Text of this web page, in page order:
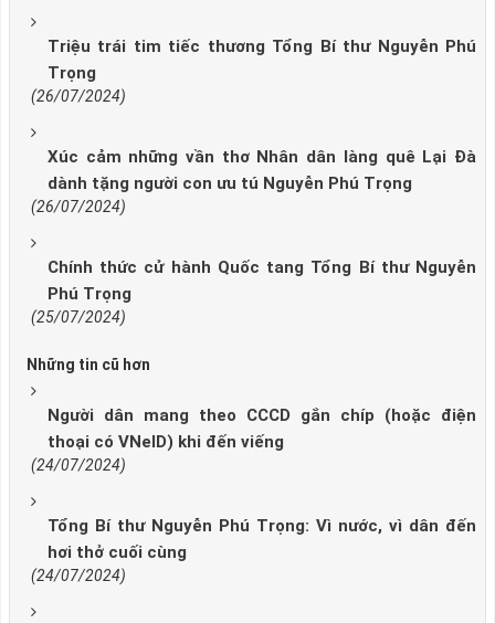
Triệu trái tim tiếc thương Tổng Bí thư Nguyễn Phú
Trọng
(26/07/2024)
Xúc cảm những vần thơ Nhân dân làng quê Lại Đà
dành tặng người con ưu tú Nguyễn Phú Trọng
(26/07/2024)
Chính thức cử hành Quốc tang Tổng Bí thư Nguyễn
Phú Trọng
(25/07/2024)
Những tin cũ hơn
Người dân mang theo CCCD gắn chíp (hoặc điện
thoại có VNeID) khi đến viếng
(24/07/2024)
Tổng Bí thư Nguyễn Phú Trọng: Vì nước, vì dân đến
hơi thở cuối cùng
(24/07/2024)